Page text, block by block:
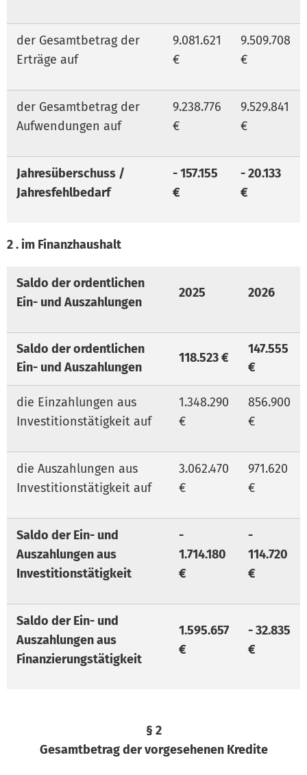
der Gesamtbetrag der
Erträge auf
9.081.621
€
9.509.708
€
der Gesamtbetrag der
Aufwendungen auf
9.238.776
€
9.529.841
€
Jahresüberschuss /
Jahresfehlbedarf
- 157.155
€
- 20.133
€
2 . im Finanzhaushalt
Saldo der ordentlichen
Ein- und Auszahlungen
2025 2026
Saldo der ordentlichen
Ein- und Auszahlungen
118.523 €
147.555
€
die Einzahlungen aus
Investitionstätigkeit auf
1.348.290
€
856.900
€
die Auszahlungen aus
Investitionstätigkeit auf
3.062.470
€
971.620
€
Saldo der Ein- und
Auszahlungen aus
Investitionstätigkeit
-
1.714.180
€
-
114.720
€
Saldo der Ein- und
Auszahlungen aus
Finanzierungstätigkeit
1.595.657
€
- 32.835
€
§ 2
Gesamtbetrag der vorgesehenen Kredite